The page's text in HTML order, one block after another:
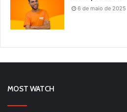
6 de maio de 2025
MOST WATCH